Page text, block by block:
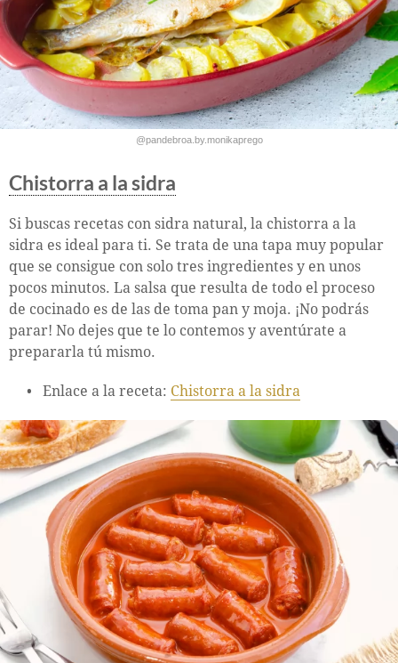
@pandebroa.by.monikaprego
Chistorra a la sidra
Si buscas recetas con sidra natural, la chistorra a la
sidra es ideal para ti. Se trata de una tapa muy popular
que se consigue con solo tres ingredientes y en unos
pocos minutos. La salsa que resulta de todo el proceso
de cocinado es de las de toma pan y moja. ¡No podrás
parar! No dejes que te lo contemos y aventúrate a
prepararla tú mismo.
Enlace a la receta: Chistorra a la sidra